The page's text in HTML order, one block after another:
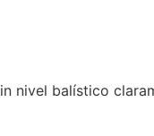
nivel balístico